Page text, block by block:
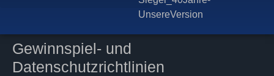
Gewinnspiel- und
Datenschutzrichtlinien